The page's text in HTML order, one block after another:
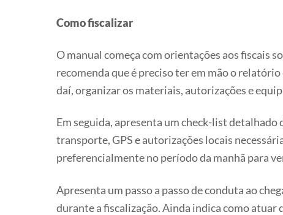
Como fiscalizar
O manual começa com orientações aos fiscais
recomenda que é preciso ter em mão o
daí, organizar os materiais, autorizações e
Em seguida, apresenta um check-list
transporte, GPS e autorizações locais
preferencialmente no período da manhã para
Apresenta um passo a passo de conduta ao
durante a fiscalização. Ainda indica como atuar